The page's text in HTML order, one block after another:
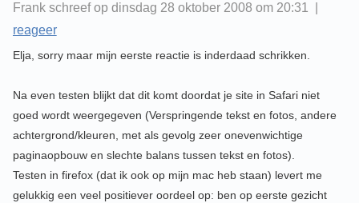
Frank schreef op dinsdag 28 oktober 2008 om 20:31 |
reageer
Elja, sorry maar mijn eerste reactie is inderdaad schrikken.
Na even testen blijkt dat dit komt doordat je site in Safari niet
goed wordt weergegeven (Verspringende tekst en fotos, andere
achtergrond/kleuren, met als gevolg zeer onevenwichtige
paginaopbouw en slechte balans tussen tekst en fotos).
Testen in firefox (dat ik ook op mijn mac heb staan) levert me
gelukkig een veel positiever oordeel op: ben op eerste gezicht